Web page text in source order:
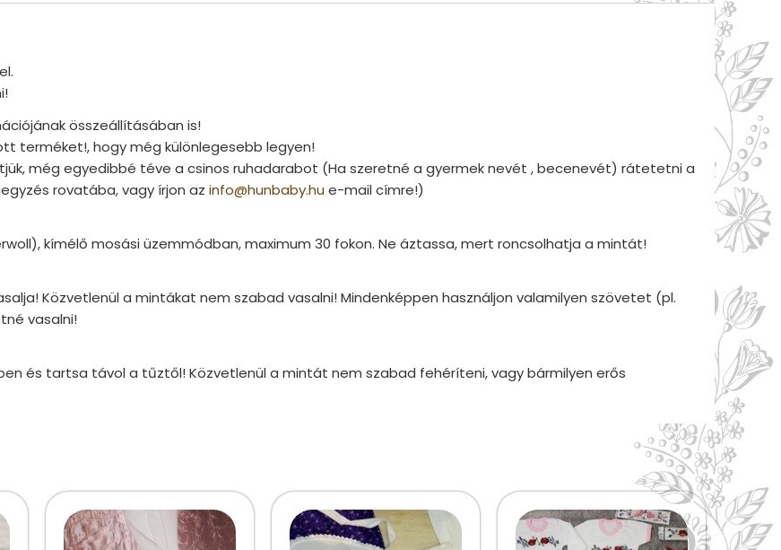
összeállításában is!
terméket!, hogy még különlegesebb legyen!
még egyedibbé téve a csinos ruhadarabot (Ha szeretné a gyermek nevét , becenevét) rátetetni a
rovatába, vagy írjon az info@hunbaby.hu e-mail címre!)
kímélő mosási üzemmódban, maximum 30 fokon. Ne áztassa, mert roncsolhatja a mintát!
Közvetlenül a mintákat nem szabad vasalni! Mindenképpen használjon valamilyen szövetet (pl.
vasalni!
és tartsa távol a tűztől! Közvetlenül a mintát nem szabad fehéríteni, vagy bármilyen erős